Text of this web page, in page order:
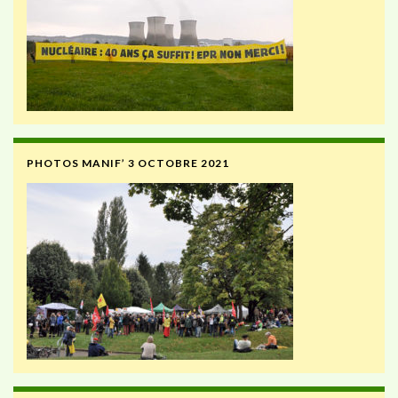
PHOTOS MANIF’ 3 OCTOBRE 2021